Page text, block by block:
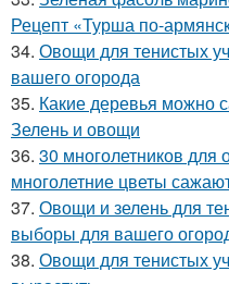
Рецепт «Турша по-
34. Овощи для тенистых
вашего огорода
35. Какие деревья можно
Зелень и овощи
36. 30 многолетников для
многолетние цветы
37. Овощи и зелень для
выборы для вашего
38. Овощи для тенистых